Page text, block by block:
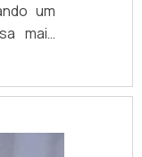
um
mais
a
de
custo-